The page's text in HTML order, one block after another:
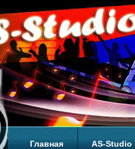
Главная AS-Studio